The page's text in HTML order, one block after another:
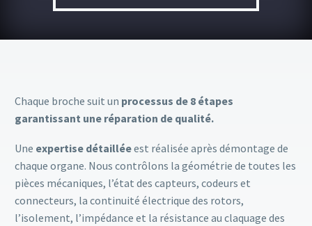
Chaque broche suit un processus de 8 étapes
garantissant une réparation de qualité.
Une expertise détailléeest réalisée après démontage de
chaque organe. Nous contrôlons la géométrie de toutes les
pièces mécaniques, l’état des capteurs, codeurs et
connecteurs, la continuité électrique des rotors,
l’isolement, l’impédance et la résistance au claquage des